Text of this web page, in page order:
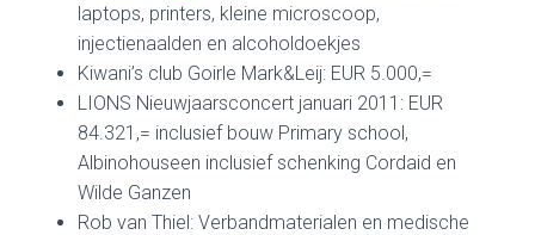
laptops, printers, kleine microscoop,
injectienaalden en alcoholdoekjes
Kiwani’s club Goirle Mark&Leij: EUR 5.000,=
LIONS Nieuwjaarsconcert januari 2011: EUR
84.321,= inclusief bouw Primary school,
Albinohouseen inclusief schenking Cordaid en
Wilde Ganzen
Rob van Thiel: Verbandmaterialen en medische